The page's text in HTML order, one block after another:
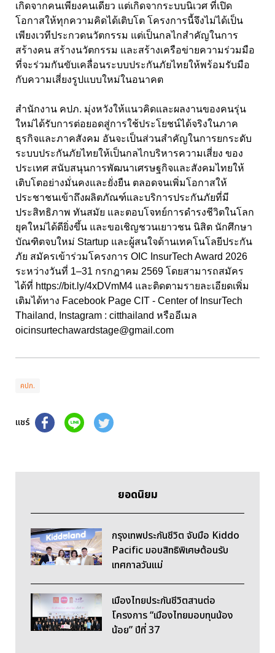
เกิดจากคนเพียงคนเดียว แต่เกิดจากระบบนิเวศ ที่เปิด
โอกาสให้ทุกความคิดได้เติบโต โครงการนี้จึงไม่ได้เป็น
เพียงเวทีประกวดนวัตกรรม แต่เป็นกลไกสำคัญในการ
สร้างคน สร้างนวัตกรรม และสร้างเครือข่ายความร่วมมือ
ที่จะร่วมกันขับเคลื่อนระบบประกันภัยไทยให้พร้อมรับมือ
กับความเสี่ยงรูปแบบใหม่ในอนาคต
สำนักงาน คปภ. มุ่งหวังให้แนวคิดและผลงานของคนรุ่น
ใหม่ได้รับการต่อยอดสู่การใช้ประโยชน์ได้จริงในภาค
ธุรกิจและภาคสังคม อันจะเป็นส่วนสำคัญในการยกระดับ
ระบบประกันภัยไทยให้เป็นกลไกบริหารความเสี่ยง ของ
ประเทศ สนับสนุนการพัฒนาเศรษฐกิจและสังคมไทยให้
เติบโตอย่างมั่นคงและยั่งยืน ตลอดจนเพิ่มโอกาสให้
ประชาชนเข้าถึงผลิตภัณฑ์และบริการประกันภัยที่มี
ประสิทธิภาพ ทันสมัย และตอบโจทย์การดำรงชีวิตในโลก
ยุคใหม่ได้ดียิ่งขึ้น และขอเชิญชวนเยาวชน นิสิต นักศึกษา
บัณฑิตจบใหม่ Startup และผู้สนใจด้านเทคโนโลยีประกัน
ภัย สมัครเข้าร่วมโครงการ OIC InsurTech Award 2026
ระหว่างวันที่ 1–31 กรกฎาคม 2569 โดยสามารถสมัคร
ได้ที่ https://bit.ly/4xDVmM4 และติดตามรายละเอียดเพิ่ม
เติมได้ทาง Facebook Page CIT - Center of InsurTech
Thailand, Instagram : citthailand หรืออีเมล
oicinsurtechawardstage@gmail.com
คปภ.
แชร์
ยอดนิยม
กรุงเทพประกันชีวิต จับมือ Kiddo
Pacific มอบสิทธิพิเศษต้อนรับ
เทศกาลวันแม่
เมืองไทยประกันชีวิตสานต่อ
โครงการ “เมืองไทยมอบทุนน้อง
น้อย” ปีที่ 37